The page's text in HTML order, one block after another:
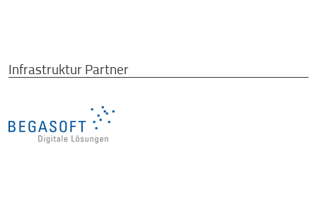
Infrastruktur Partner